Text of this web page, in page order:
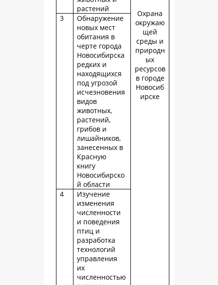
Охрана
окружаю
щей
среды и
природн
ых
ресурсов
в городе
Новосиб
ирске
растений
3
Обнаружение
новых мест
обитания в
черте города
Новосибирска
редких и
находящихся
под угрозой
исчезновения
видов
животных,
растений,
грибов и
лишайников,
занесенных в
Красную
книгу
Новосибирско
й области
4
Изучение
изменения
численности
и поведения
птиц и
разработка
технологий
управления
их
численностью